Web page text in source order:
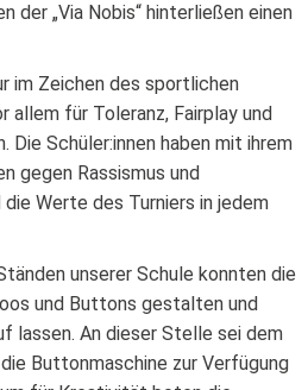
der „Via Nobis“ hinterließen einen
im Zeichen des sportlichen
allem für Toleranz, Fairplay und
Die Schüler:innen haben mit ihrem
gegen Rassismus und
Werte des Turniers in jedem
unserer Schule konnten die
und Buttons gestalten und
lassen. An dieser Stelle sei dem
Buttonmaschine zur Verfügung